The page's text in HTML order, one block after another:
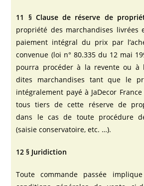
11 § Clause de réserve de
propriété des marchandises livrées
paiement intégral du prix par
convenue (loi n° 80.335 du 12 mai
pourra procéder à la revente ou à
dites marchandises tant que le
intégralement payé à JaDecor
tous tiers de cette réserve de
dans le cas de toute procédure
(saisie conservatoire, etc. …).
12 § Juridiction
Toute commande passée